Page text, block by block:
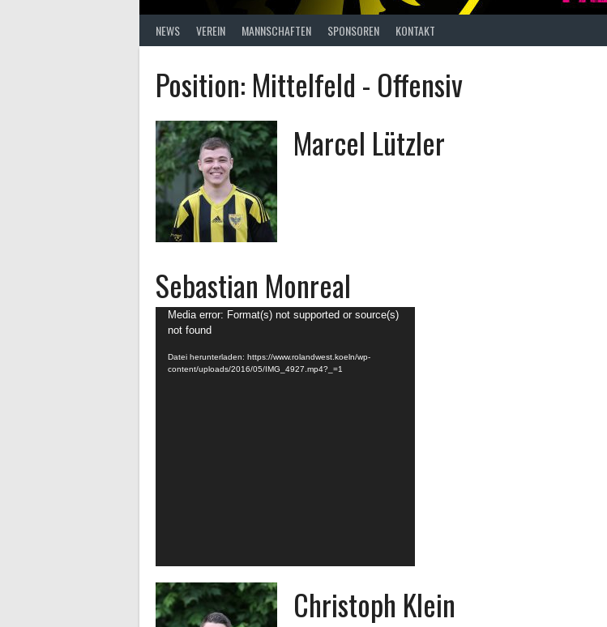
NEWS VEREIN MANNSCHAFTEN SPONSOREN KONTAKT
Position: Mittelfeld - Offensiv
Marcel Lützler
Sebastian Monreal
Video-
Player
Media error: Format(s) not supported or source(s)
not found
Datei herunterladen: https://www.rolandwest.koeln/wp-
content/uploads/2016/05/IMG_4927.mp4?_=1
Christoph Klein